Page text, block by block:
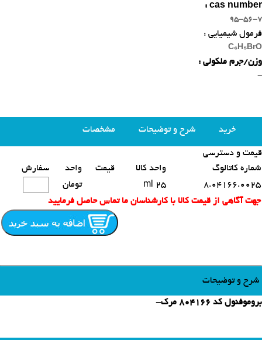
cas number :
95-56-7
فرمول شیمیایی :
C₆H₅BrO
وزن/جرم ملکولی :
-
خرید شرح و توضیحات مشخصات
محصولات مشابه
قیمت و دسترسی
شماره کاتالوگ
واحد کالا قیمت واحد
سفارش
8.04166.0025
25 ml
تومان
جهت آگاهی از قیمت کالا با کارشناسان ما تماس حاصل فرمایید
شرح و توضیحات
بروموفنول کد 804166 مرک-